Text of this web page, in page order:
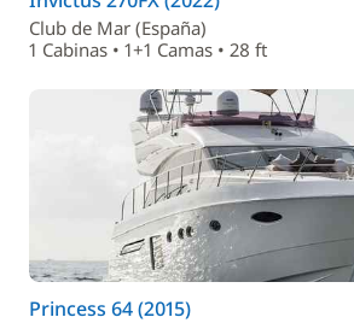
Club de Mar (España)
1 Cabinas • 1+1 Camas • 28 ft
Princess 64 (2015)